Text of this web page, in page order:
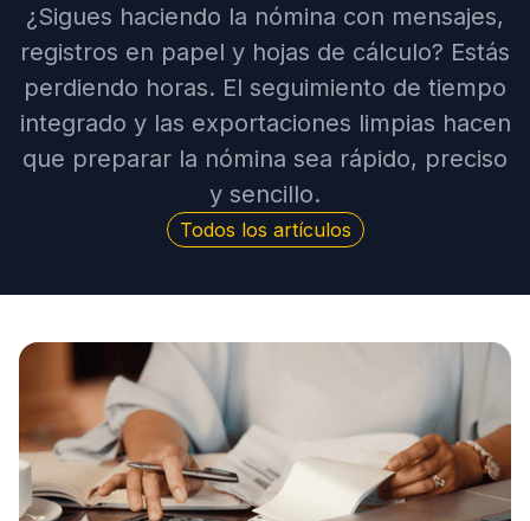
¿Sigues haciendo la nómina con mensajes,
registros en papel y hojas de cálculo? Estás
perdiendo horas. El seguimiento de tiempo
integrado y las exportaciones limpias hacen
que preparar la nómina sea rápido, preciso
y sencillo.
Todos los artículos